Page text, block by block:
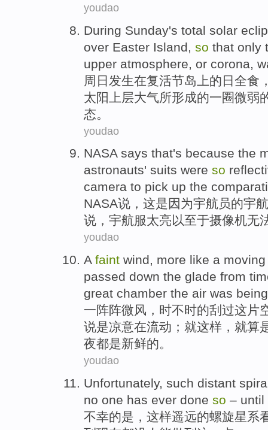
youdao
During Sunday's total solar
over Easter Island so that only
upper atmosphere or corona ,
周日 发生在复活节岛上的 日全食
太阳
上层大气所形成的一圈微弱
态 。
youdao
NASA says that's because the
astronauts' suits were so
camera to pick up the
NASA说 ， 这是因为宇航员的宇
说 ，宇航服太亮以至于摄像机无
youdao
A faint wind, more like a moving
passed down the glade from
great chamber the air was
一阵阵微风 ，时不时的刮过这 片
说是凉意在流动 ；就这样 ， 就算
夜都是新鲜的。
youdao
Unfortunately, such distant
no one has ever done so – until
不幸的是， 这样遥远的螺旋星系